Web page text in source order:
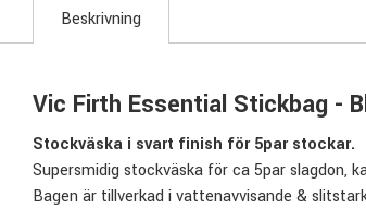
Beskrivning
Vic Firth Essential Stickbag -
Stockväska i svart finish för 5par stockar.
Supersmidig stockväska för ca 5par slagdon,
Bagen är tillverkad i vattenavvisande &